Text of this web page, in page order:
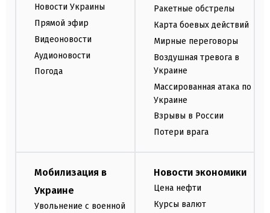
Новости Украины
Прямой эфир
Видеоновости
Аудионовости
Погода
Ракетные обстрелы
Карта боевых действий
Мирные переговоры
Воздушная тревога в
Украине
Массированная атака по
Украине
Взрывы в России
Потери врага
Мобилизация в
Украине
Увольнение с военной
Новости экономики
Цена нефти
Курсы валют